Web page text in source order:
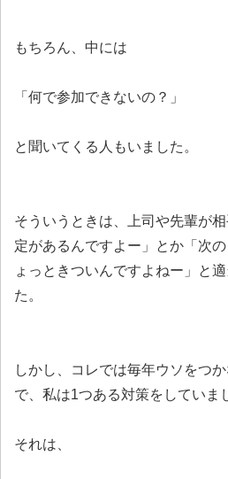
もちろん、中には
「何で参加できないの？」
と聞いてくる人もいました。
そういうときは、上司や先輩が
定があるんですよー」とか「次
ょっときついんですよねー」と
た。
しかし、コレでは毎年ウソをつ
で、私は1つある対策をしていま
それは、